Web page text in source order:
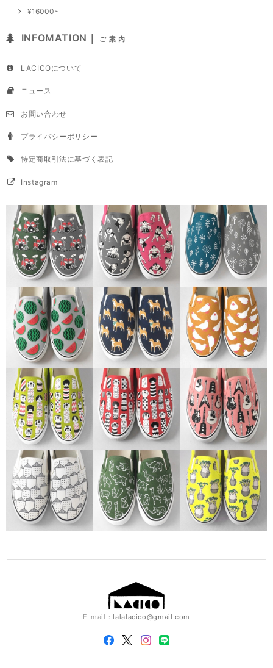
¥16000~
INFOMATION｜ ご 案 内
LACICOについて
ニュース
お問い合わせ
プライバシーポリシー
特定商取引法に基づく表記
Instagram
E-mail：lalalacico@gmail.com